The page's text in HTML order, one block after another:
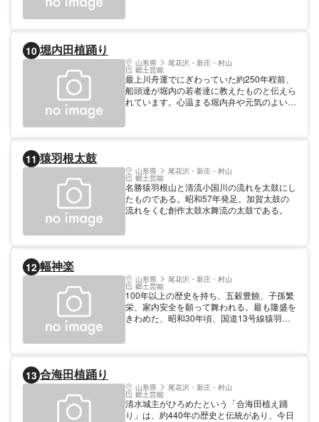
10 堀内田植踊り
山形県 尾花沢・新庄・村山
郷土芸能
最上川舟運でにぎわっていた約250年程前、
船頭達が堀内の若者達に教えたものと伝えら
れています。心温まる堀内弁や元気のよいか
11 猿羽根太鼓
山形県 尾花沢・新庄・村山
郷土芸能
名勝猿羽根山と清流小国川の流れを太鼓にし
たものである。昭和57年発足。加賀太鼓の
流れをくむ創作太鼓水舞流の太鼓である。
12 幅神楽
山形県 尾花沢・新庄・村山
郷土芸能
100年以上の歴史を持ち、五穀豊饒、子孫繁
栄、家内安全を願って舞われる。最も隆盛を
きわめた、昭和30年頃、国道13号線猿羽山
13 合海田植踊り
山形県 尾花沢・新庄・村山
郷土芸能
清水城主がひろめたという「合海田植え踊
り」は、約440年の歴史と伝統があり、今日